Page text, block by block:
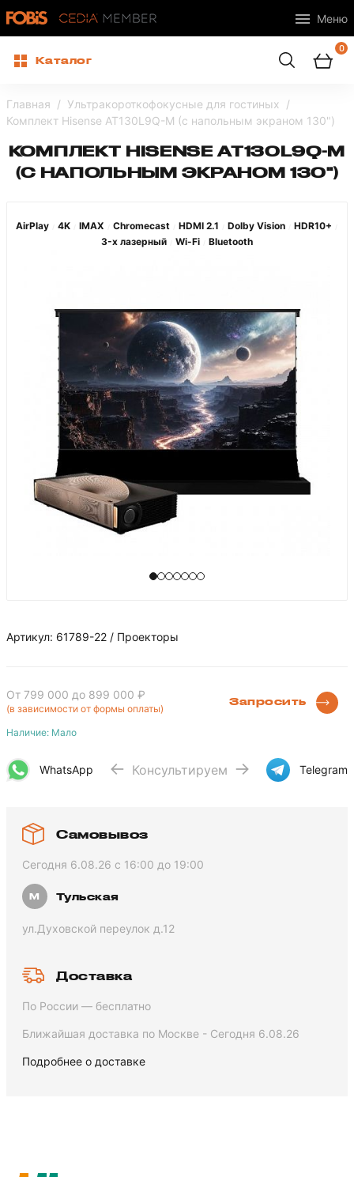
Меню
Каталог
0
Главная
Ультракороткофокусные для гостиных
Комплект Hisense AT130L9Q-M (с напольным экраном 130")
КОМПЛЕКТ HISENSE AT130L9Q-M
(С НАПОЛЬНЫМ ЭКРАНОМ 130")
AirPlay 4K IMAX Chromecast HDMI 2.1 Dolby Vision HDR10+
3-х лазерный Wi-Fi Bluetooth
Артикул: 61789-22 / Проекторы
От 799 000 до 899 000 ₽
(в зависимости от формы оплаты)
Наличие: Мало
Запросить
WhatsApp Консультируем Telegram
Самовывоз
Сегодня 6.08.26 с 16:00 до 19:00
Тульская
ул.Духовской переулок д.12
Доставка
По России — бесплатно
Ближайшая доставка по Москве - Сегодня 6.08.26
Подробнее о доставке